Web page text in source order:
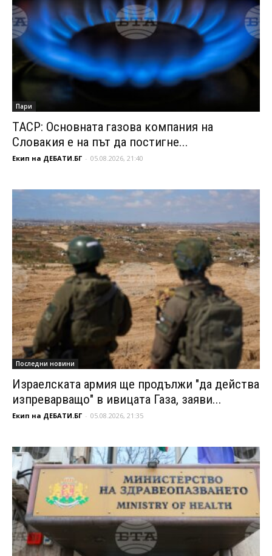
Пари
ТАСР: Основната газова компания на
Словакия е на път да постигне...
Екип на ДЕБАТИ.БГ - 05.08.2026, 21:40
Последни новини
Израелската армия ще продължи "да действа
изпреварващо" в ивицата Газа, заяви...
Екип на ДЕБАТИ.БГ - 05.08.2026, 21:35